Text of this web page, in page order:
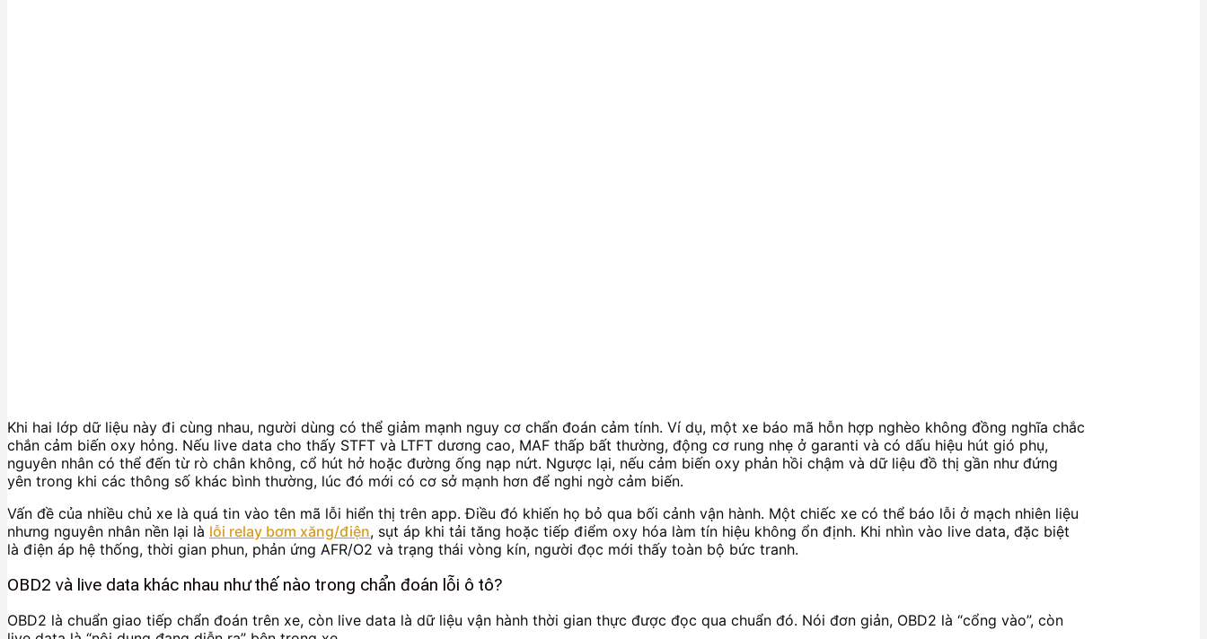
Khi hai lớp dữ liệu này đi cùng nhau, người dùng có thể giảm mạnh nguy cơ chẩn đoán cảm tính. Ví dụ, một xe báo mã hỗn hợp nghèo không đồng nghĩa chắc
chắn cảm biến oxy hỏng. Nếu live data cho thấy STFT và LTFT dương cao, MAF thấp bất thường, động cơ rung nhẹ ở garanti và có dấu hiệu hút gió phụ,
nguyên nhân có thể đến từ rò chân không, cổ hút hở hoặc đường ống nạp nứt. Ngược lại, nếu cảm biến oxy phản hồi chậm và dữ liệu đồ thị gần như đứng
yên trong khi các thông số khác bình thường, lúc đó mới có cơ sở mạnh hơn để nghi ngờ cảm biến.
Vấn đề của nhiều chủ xe là quá tin vào tên mã lỗi hiển thị trên app. Điều đó khiến họ bỏ qua bối cảnh vận hành. Một chiếc xe có thể báo lỗi ở mạch nhiên liệu
nhưng nguyên nhân nền lại là lỗi relay bơm xăng/điện, sụt áp khi tải tăng hoặc tiếp điểm oxy hóa làm tín hiệu không ổn định. Khi nhìn vào live data, đặc biệt
là điện áp hệ thống, thời gian phun, phản ứng AFR/O2 và trạng thái vòng kín, người đọc mới thấy toàn bộ bức tranh.
OBD2 và live data khác nhau như thế nào trong chẩn đoán lỗi ô tô?
OBD2 là chuẩn giao tiếp chẩn đoán trên xe, còn live data là dữ liệu vận hành thời gian thực được đọc qua chuẩn đó. Nói đơn giản, OBD2 là “cổng vào”, còn